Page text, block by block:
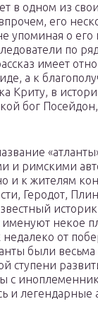
в одном из
его
упоминая о
по
имеет
а к
Криту, в
бог
и римскими
и к жителям
Геродот,
некое
недалеко от
были
ступени
с
и легендарные